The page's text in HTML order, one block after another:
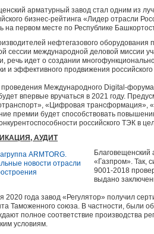
арматурный завод стал одним из
бизнес-рейтинга «Лидер отрасли
на первом месте по Республике
нефтегазового
сессии международной деловой миссии
речь идет о создании
и эффективного продвижения
проведения Международного Digital-
впервые вручаться в 2021 году.
«Цифровая трансформация»,
премии будет способствовать
российского ТЭК в
АУДИТ
«Газпром». Так,
9001-2018
выдано
2020 года завод «Регулятор» получил
Таможенного союза. В частности, были
полное соответствие производства
условиям.